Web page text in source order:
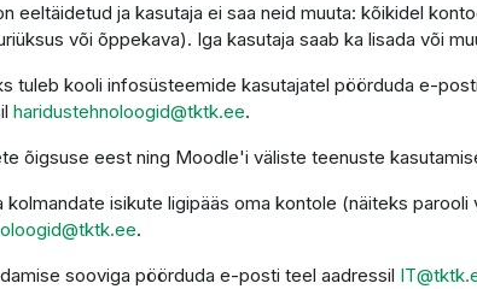
eeltäidetud ja kasutaja ei saa neid muuta: kõikidel
või õppekava). Iga kasutaja saab ka lisada või
tuleb kooli infosüsteemide kasutajatel pöörduda e-
haridustehnoloogid@tktk.ee.
õigsuse eest ning Moodle'i väliste teenuste
isikute ligipääs oma kontole (näiteks
.
sooviga pöörduda e-posti teel aadressil